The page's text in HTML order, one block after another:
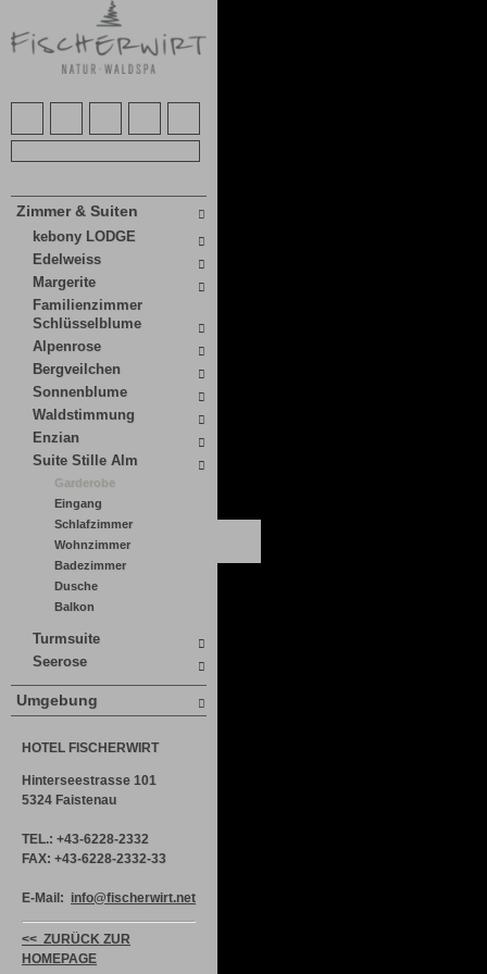
Zimmer & Suiten
kebony LODGE
Edelweiss
Margerite
Familienzimmer
Schlüsselblume
Alpenrose
Bergveilchen
Sonnenblume
Waldstimmung
Enzian
Suite Stille Alm
Garderobe
Eingang
Schlafzimmer
Wohnzimmer
Badezimmer
Dusche
Balkon
Turmsuite
Seerose
Umgebung
HOTEL FISCHERWIRT
Hinterseestrasse 101
5324 Faistenau
TEL.: +43-6228-2332
FAX: +43-6228-2332-33
E-Mail: info@fischerwirt.net
<< ZURÜCK ZUR
HOMEPAGE